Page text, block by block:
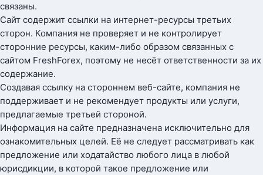
связаны.
Сайт содержит ссылки на интернет-ресурсы третьих
сторон. Компания не проверяет и не контролирует
сторонние ресурсы, каким-либо образом связанных с
сайтом FreshForex, поэтому не несёт ответственности за их
содержание.
Создавая ссылку на стороннем веб-сайте, компания не
поддерживает и не рекомендует продукты или услуги,
предлагаемые третьей стороной.
Информация на сайте предназначена исключительно для
ознакомительных целей. Её не следует рассматривать как
предложение или ходатайство любого лица в любой
юрисдикции, в которой такое предложение или